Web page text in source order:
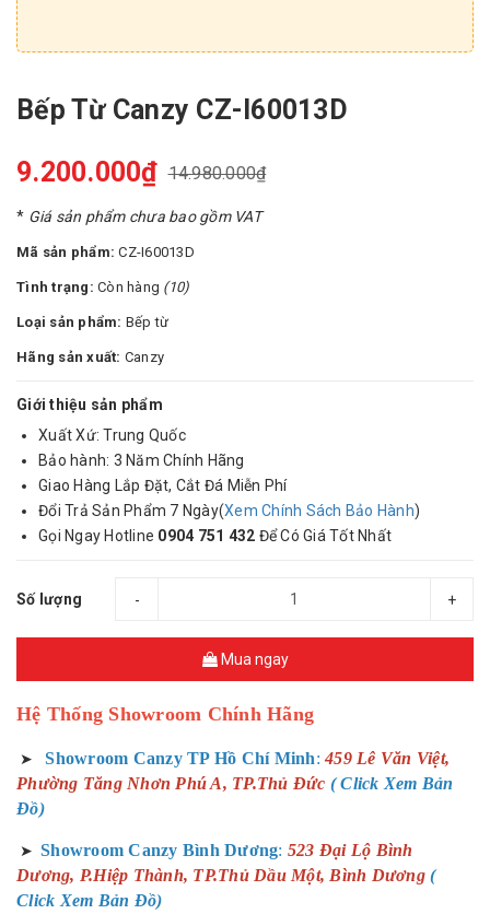
Bếp Từ Canzy CZ-I60013D
9.200.000₫ 14.980.000₫
* Giá sản phẩm chưa bao gồm VAT
Mã sản phẩm:CZ-I60013D
Tình trạng: Còn hàng (10)
Loại sản phẩm: Bếp từ
Hãng sản xuất: Canzy
Giới thiệu sản phẩm
Xuất Xứ: Trung Quốc
Bảo hành: 3 Năm Chính Hãng
Giao Hàng Lắp Đặt, Cắt Đá Miễn Phí
Đổi Trả Sản Phẩm 7 Ngày(Xem Chính Sách Bảo Hành)
Gọi Ngay Hotline 0904 751 432 Để Có Giá Tốt Nhất
Số lượng - +
Mua ngay
Hệ Thống Showroom Chính Hãng
➤ Showroom Canzy TP Hồ Chí Minh: 459 Lê Văn Việt,
Phường Tăng Nhơn Phú A, TP.Thủ Đức ( Click Xem Bản
Đồ)
➤ Showroom Canzy Bình Dương: 523 Đại Lộ Bình
Dương, P.Hiệp Thành, TP.Thủ Dầu Một, Bình Dương (
Click Xem Bản Đồ)